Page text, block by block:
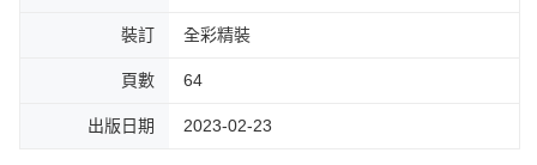
裝訂 全彩精裝
頁數 64
出版日期 2023-02-23